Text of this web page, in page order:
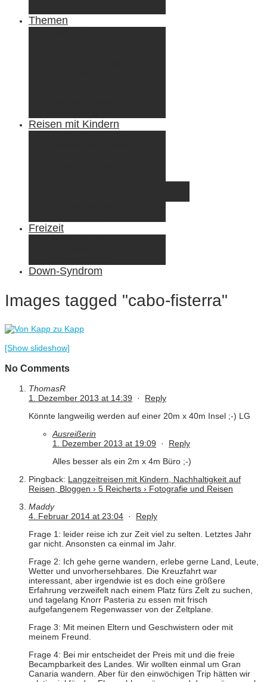
Themen
Reisen mit Kindern
Freizeit
Down-Syndrom
Images tagged "cabo-fisterra"
[Show slideshow]
No Comments
ThomasR
1. Dezember 2013 at 14:39 · Reply
Könnte langweilig werden auf einer 20m x 40m Insel ;-) LG
Ausreißerin
1. Dezember 2013 at 19:09 · Reply
Alles besser als ein 2m x 4m Büro ;-)
Pingback: Langzeitreisen mit Kindern, Nachhaltigkeit auf
Reisen, Bloggen › 5 Reicherts › Fotografie und Reisen
Maddy
4. Februar 2014 at 23:04 · Reply
Frage 1: leider reise ich zur Zeit viel zu selten. Letztes Jahr
gar nicht. Ansonsten ca einmal im Jahr.
Frage 2: Ich gehe gerne wandern, erlebe gerne Land, Leute,
Wetter und unvorhersehbares. Die Kreuzfahrt war
interessant, aber irgendwie ist es doch eine größere
Erfahrung verzweifelt nach einem Platz fürs Zelt zu suchen,
und tagelang Knorr Pasteria zu essen mit frisch
aufgefangenem Regenwasser von der Zeltplane.
Frage 3: Mit meinen Eltern und Geschwistern oder mit
meinem Freund.
Frage 4: Bei mir entscheidet der Preis mit und die freie
Becampbarkeit des Landes. Wir wollten einmal um Gran
Canaria wandern. Aber für den einwöchigen Trip hätten wir